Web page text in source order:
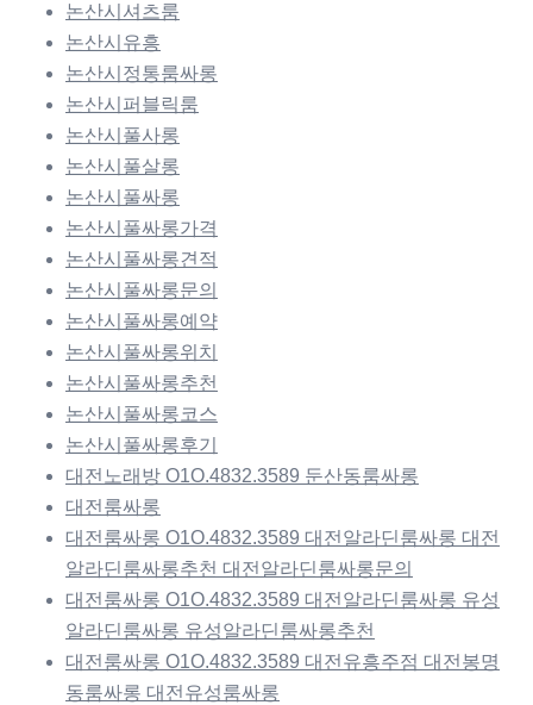
논산시셔츠룸
논산시유흥
논산시정통룸싸롱
논산시퍼블릭룸
논산시풀사롱
논산시풀살롱
논산시풀싸롱
논산시풀싸롱가격
논산시풀싸롱견적
논산시풀싸롱문의
논산시풀싸롱예약
논산시풀싸롱위치
논산시풀싸롱추천
논산시풀싸롱코스
논산시풀싸롱후기
대전노래방 O1O.4832.3589 둔산동룸싸롱
대전룸싸롱
대전룸싸롱 O1O.4832.3589 대전알라딘룸싸롱 대전
알라딘룸싸롱추천 대전알라딘룸싸롱문의
대전룸싸롱 O1O.4832.3589 대전알라딘룸싸롱 유성
알라딘룸싸롱 유성알라딘룸싸롱추천
대전룸싸롱 O1O.4832.3589 대전유흥주점 대전봉명
동룸싸롱 대전유성룸싸롱